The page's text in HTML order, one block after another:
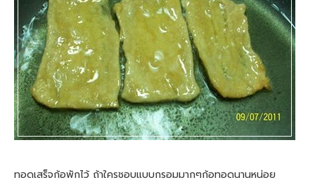
ทอดเสร็จก้อพักไว้ ถ้าใครชอบแบบกรอมมากๆก้อทอดนานหน่อย